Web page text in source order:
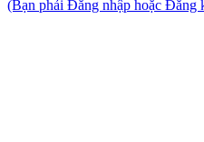
(Bạn phải Đăng nhập hoặc Đăng